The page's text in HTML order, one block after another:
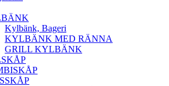
Kylbänk, Bageri
KYLBÄNK MED RÄNNA
GRILL KYLBÄNK